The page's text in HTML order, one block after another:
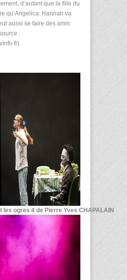
d’autant que la fille du
qu’Angelica. Hannah va
aussi se faire des amis
:
les ogres 4 de Pierre Yves CHAPALAIN